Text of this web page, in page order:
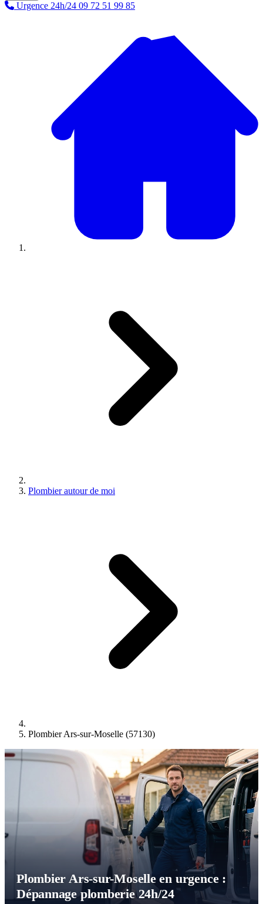
Urgence 24h/24 09 72 51 99 85
Plombier autour de moi
Plombier Ars-sur-Moselle (57130)
Plombier Ars-sur-Moselle en urgence :
Dépannage plomberie 24h/24